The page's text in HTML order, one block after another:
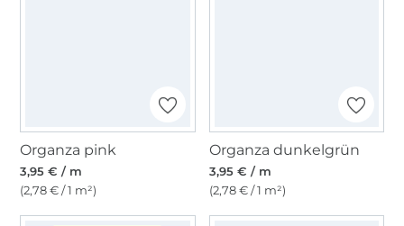
Organza pink
3,95 € / m
(2,78 € / 1 m²)
Organza dunkelgrün
3,95 € / m
(2,78 € / 1 m²)